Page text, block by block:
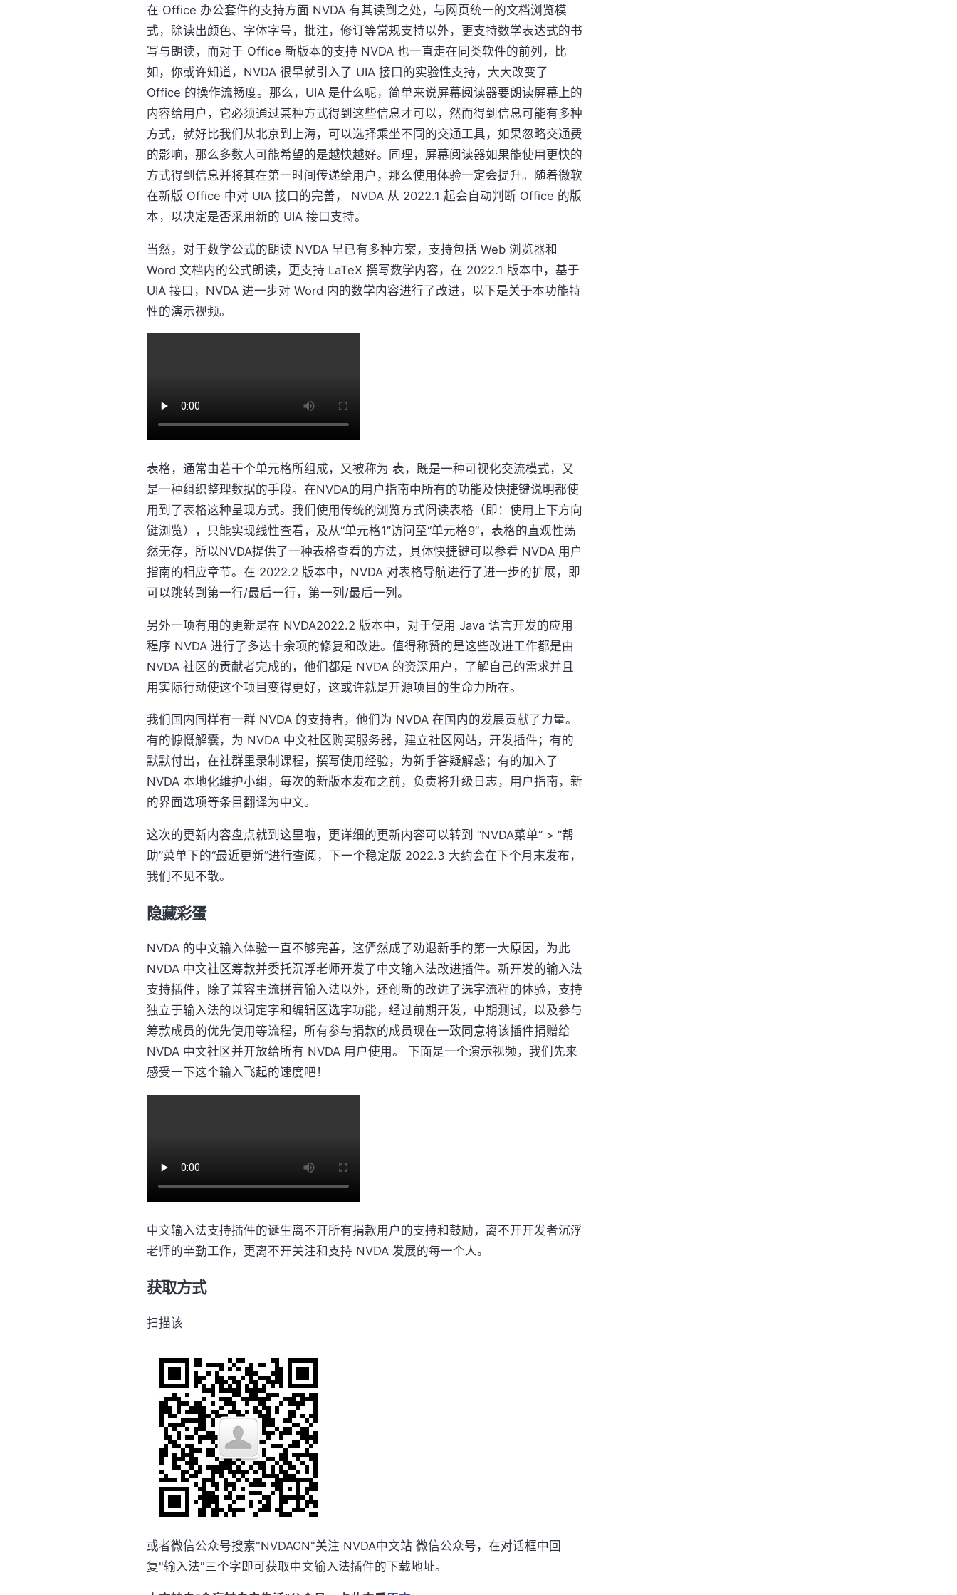
在 Office 办公套件的支持方面 NVDA 有其读到之处，与网页统一的文档浏览模
式，除读出颜色、字体字号，批注，修订等常规支持以外，更支持数学表达式的书
写与朗读，而对于 Office 新版本的支持 NVDA 也一直走在同类软件的前列，比
如，你或许知道，NVDA 很早就引入了 UIA 接口的实验性支持，大大改变了
Office 的操作流畅度。那么，UIA 是什么呢，简单来说屏幕阅读器要朗读屏幕上的
内容给用户，它必须通过某种方式得到这些信息才可以，然而得到信息可能有多种
方式，就好比我们从北京到上海，可以选择乘坐不同的交通工具，如果忽略交通费
的影响，那么多数人可能希望的是越快越好。同理，屏幕阅读器如果能使用更快的
方式得到信息并将其在第一时间传递给用户，那么使用体验一定会提升。随着微软
在新版 Office 中对 UIA 接口的完善， NVDA 从 2022.1 起会自动判断 Office 的版
本，以决定是否采用新的 UIA 接口支持。
当然，对于数学公式的朗读 NVDA 早已有多种方案，支持包括 Web 浏览器和
Word 文档内的公式朗读，更支持 LaTeX 撰写数学内容，在 2022.1 版本中，基于
UIA 接口，NVDA 进一步对 Word 内的数学内容进行了改进，以下是关于本功能特
性的演示视频。
表格，通常由若干个单元格所组成，又被称为 表，既是一种可视化交流模式，又
是一种组织整理数据的手段。在NVDA的用户指南中所有的功能及快捷键说明都使
用到了表格这种呈现方式。我们使用传统的浏览方式阅读表格（即：使用上下方向
键浏览），只能实现线性查看，及从“单元格1”访问至“单元格9”，表格的直观性荡
然无存，所以NVDA提供了一种表格查看的方法，具体快捷键可以参看 NVDA 用户
指南的相应章节。在 2022.2 版本中，NVDA 对表格导航进行了进一步的扩展，即
可以跳转到第一行/最后一行，第一列/最后一列。
另外一项有用的更新是在 NVDA2022.2 版本中，对于使用 Java 语言开发的应用
程序 NVDA 进行了多达十余项的修复和改进。值得称赞的是这些改进工作都是由
NVDA 社区的贡献者完成的，他们都是 NVDA 的资深用户，了解自己的需求并且
用实际行动使这个项目变得更好，这或许就是开源项目的生命力所在。
我们国内同样有一群 NVDA 的支持者，他们为 NVDA 在国内的发展贡献了力量。
有的慷慨解囊，为 NVDA 中文社区购买服务器，建立社区网站，开发插件；有的
默默付出，在社群里录制课程，撰写使用经验，为新手答疑解惑；有的加入了
NVDA 本地化维护小组，每次的新版本发布之前，负责将升级日志，用户指南，新
的界面选项等条目翻译为中文。
这次的更新内容盘点就到这里啦，更详细的更新内容可以转到 “NVDA菜单” > “帮
助”菜单下的“最近更新”进行查阅，下一个稳定版 2022.3 大约会在下个月末发布，
我们不见不散。
隐藏彩蛋
NVDA 的中文输入体验一直不够完善，这俨然成了劝退新手的第一大原因，为此
NVDA 中文社区筹款并委托沉浮老师开发了中文输入法改进插件。新开发的输入法
支持插件，除了兼容主流拼音输入法以外，还创新的改进了选字流程的体验，支持
独立于输入法的以词定字和编辑区选字功能，经过前期开发，中期测试，以及参与
筹款成员的优先使用等流程，所有参与捐款的成员现在一致同意将该插件捐赠给
NVDA 中文社区并开放给所有 NVDA 用户使用。 下面是一个演示视频，我们先来
感受一下这个输入飞起的速度吧！
中文输入法支持插件的诞生离不开所有捐款用户的支持和鼓励，离不开开发者沉浮
老师的辛勤工作，更离不开关注和支持 NVDA 发展的每一个人。
获取方式
扫描该
或者微信公众号搜索"NVDACN"关注 NVDA中文站 微信公众号，在对话框中回
复"输入法"三个字即可获取中文输入法插件的下载地址。